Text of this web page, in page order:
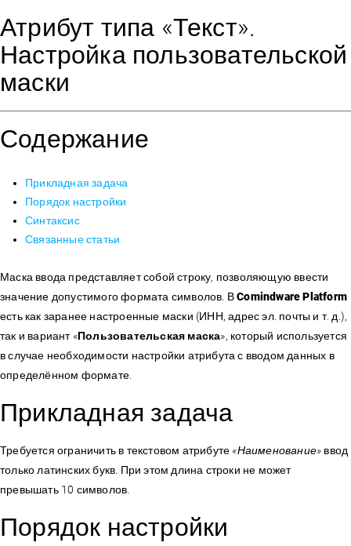
Атрибут типа «Текст».
Настройка пользовательской
маски
Содержание
Прикладная задача
Порядок настройки
Синтаксис
Связанные статьи
Маска ввода представляет собой строку, позволяющую ввести
значение допустимого формата символов. ВComindware Platform
есть как заранее настроенные маски (ИНН, адрес эл. почты и т. д.),
так и вариант «Пользовательская маска», который используется
в случае необходимости настройки атрибута с вводом данных в
определённом формате.
Прикладная задача
Требуется ограничить в текстовом атрибуте«Наименование» ввод
только латинских букв. При этом длина строки не может
превышать 10 символов.
Порядок настройки